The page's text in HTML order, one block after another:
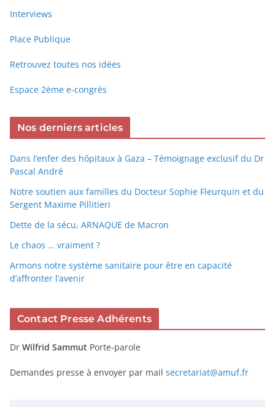
Interviews
Place Publique
Retrouvez toutes nos idées
Espace 2ème e-congrès
Nos derniers articles
Dans l’enfer des hôpitaux à Gaza – Témoignage exclusif du Dr
Pascal André
Notre soutien aux familles du Docteur Sophie Fleurquin et du
Sergent Maxime Pillitieri
Dette de la sécu, ARNAQUE de Macron
Le chaos … vraiment ?
Armons notre système sanitaire pour être en capacité
d’affronter l’avenir
Contact Presse Adhérents
Dr Wilfrid Sammut Porte-parole
Demandes presse à envoyer par mail secretariat@amuf.fr